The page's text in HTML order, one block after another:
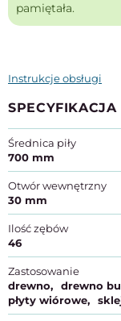
pamiętała.
Instrukcje obsługi
Średnica piły
700 mm
Otwór wewnętrzny
30 mm
Ilość zębów
46
Zastosowanie
drewno
drewno
płyty wiórowe